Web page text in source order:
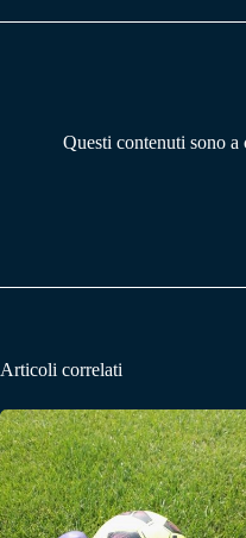
pp m
Questi contenuti sono
Articoli correlati